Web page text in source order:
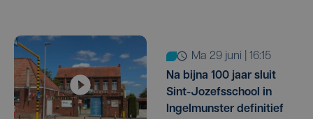
ma 29 juni | 16:15
Na bijna 100 jaar sluit
Sint-Jozefsschool in
Ingelmunster definitief